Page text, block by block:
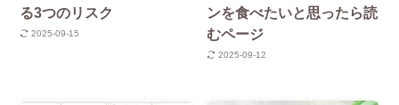
る3つのリスク
2025-09-15
ンを食べたいと思ったら読
むページ
2025-09-12